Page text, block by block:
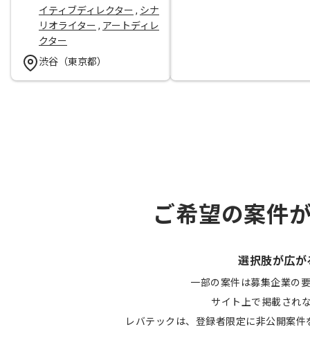
イティブディレクター , シナ
リオライター , アートディレ
クター
渋谷（東京都）
ご希望の案件
選択肢が広が
一部の案件は募集企業の
サイト上で掲載され
レバテックは、登録者限定に非公開案